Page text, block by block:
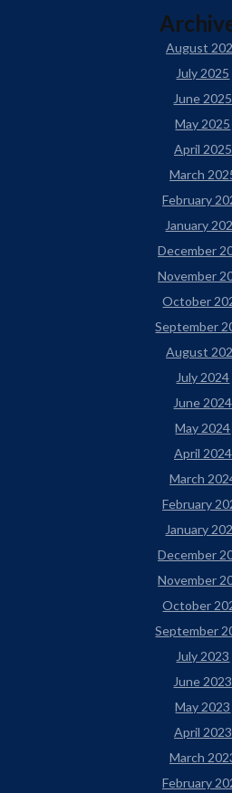
August
July 2025
June 2025
May 2025
April 2025
March
February
January
December
November
October
September
August
July 2024
June 2024
May 2024
April 2024
March
February
January
December
November
October
September
July 2023
June 2023
May 2023
April 2023
March
February